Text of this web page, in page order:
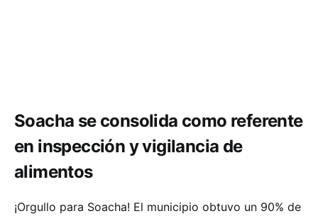
Soacha se consolida como referente
en inspección y vigilancia de
alimentos
¡Orgullo para Soacha! El municipio obtuvo un 90% de